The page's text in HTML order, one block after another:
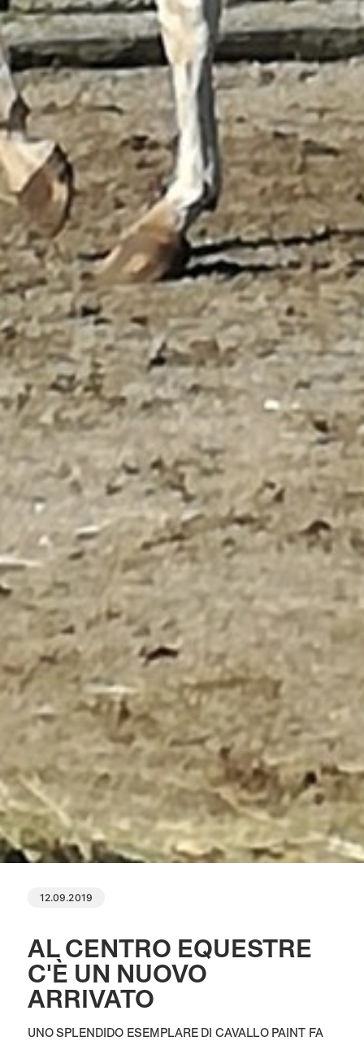
12.09.2019
AL CENTRO EQUESTRE
C'È UN NUOVO
ARRIVATO
UNO SPLENDIDO ESEMPLARE DI CAVALLO PAINT FA